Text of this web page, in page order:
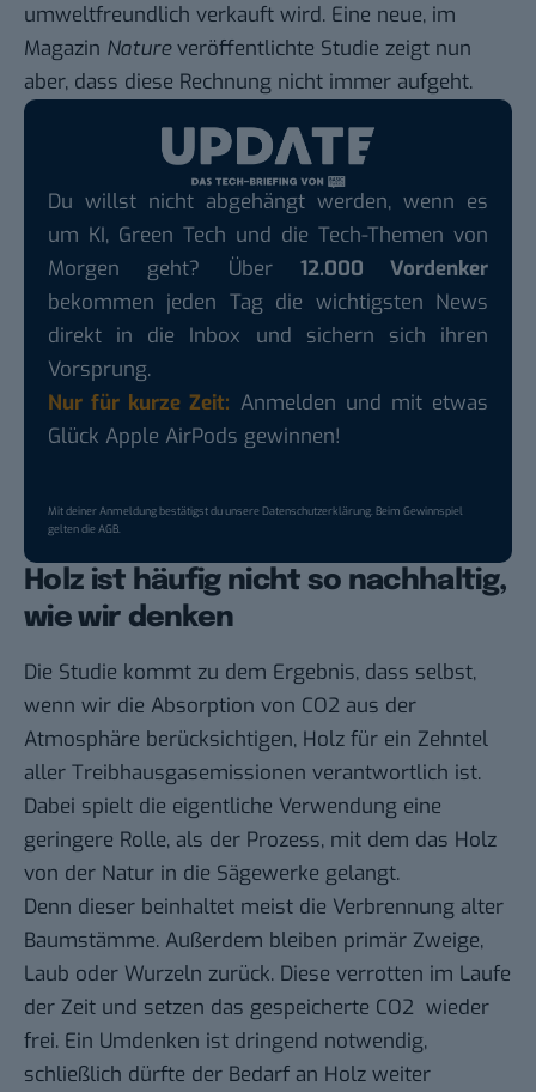
umweltfreundlich verkauft wird. Eine neue, im
Magazin Natureveröffentlichte Studie zeigt nun
aber, dass diese Rechnung nicht immer aufgeht.
Du willst nicht abgehängt werden, wenn es
um KI, Green Tech und die Tech-Themen von
Morgen geht? Über 12.000 Vordenker
bekommen jeden Tag die wichtigsten News
direkt in die Inbox und sichern sich ihren
Vorsprung.
Nur für kurze Zeit: Anmelden und mit etwas
Glück Apple AirPods gewinnen!
Mit deiner Anmeldung bestätigst du unsereDatenschutzerklärung. Beim Gewinnspiel
gelten dieAGB.
Holz ist häufig nicht so nachhaltig,
wie wir denken
Die Studie kommt zu dem Ergebnis, dass selbst,
wenn wir die Absorption von CO2 aus der
Atmosphäre berücksichtigen, Holz für ein Zehntel
aller Treibhausgasemissionen verantwortlich ist.
Dabei spielt die eigentliche Verwendung eine
geringere Rolle, als der Prozess, mit dem das Holz
von der Natur in die Sägewerke gelangt.
Denn dieser beinhaltet meist die Verbrennung alter
Baumstämme. Außerdem bleiben primär Zweige,
Laub oder Wurzeln zurück. Diese verrotten im Laufe
der Zeit und setzen das gespeicherte CO2 wieder
frei. Ein Umdenken ist dringend notwendig,
schließlich dürfte der Bedarf an Holz weiter